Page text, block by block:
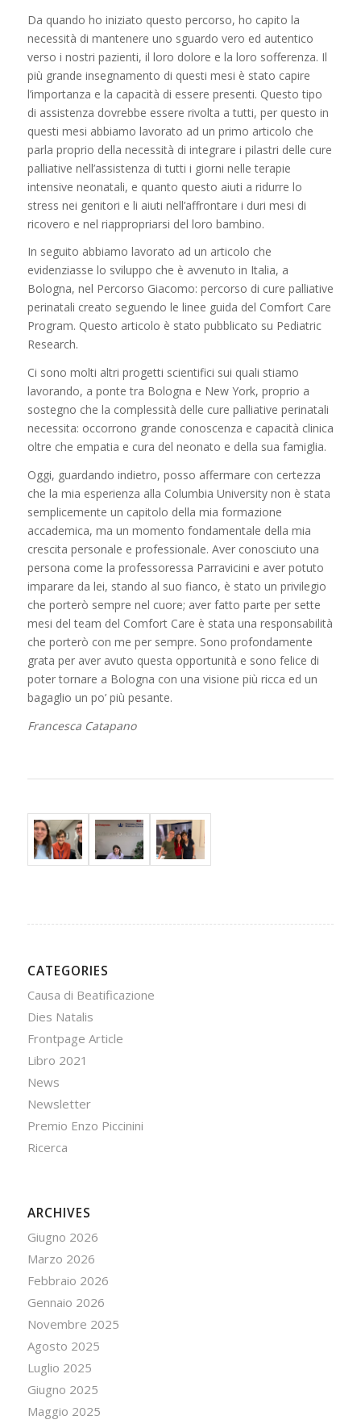
Da quando ho iniziato questo percorso, ho capito la
necessità di mantenere uno sguardo vero ed autentico
verso i nostri pazienti, il loro dolore e la loro sofferenza. Il
più grande insegnamento di questi mesi è stato capire
l’importanza e la capacità di essere presenti. Questo tipo
di assistenza dovrebbe essere rivolta a tutti, per questo in
questi mesi abbiamo lavorato ad un primo articolo che
parla proprio della necessità di integrare i pilastri delle cure
palliative nell’assistenza di tutti i giorni nelle terapie
intensive neonatali, e quanto questo aiuti a ridurre lo
stress nei genitori e li aiuti nell’affrontare i duri mesi di
ricovero e nel riappropriarsi del loro bambino.
In seguito abbiamo lavorato ad un articolo che
evidenziasse lo sviluppo che è avvenuto in Italia, a
Bologna, nel Percorso Giacomo: percorso di cure palliative
perinatali creato seguendo le linee guida del Comfort Care
Program. Questo articolo è stato pubblicato su Pediatric
Research.
Ci sono molti altri progetti scientifici sui quali stiamo
lavorando, a ponte tra Bologna e New York, proprio a
sostegno che la complessità delle cure palliative perinatali
necessita: occorrono grande conoscenza e capacità clinica
oltre che empatia e cura del neonato e della sua famiglia.
Oggi, guardando indietro, posso affermare con certezza
che la mia esperienza alla Columbia University non è stata
semplicemente un capitolo della mia formazione
accademica, ma un momento fondamentale della mia
crescita personale e professionale. Aver conosciuto una
persona come la professoressa Parravicini e aver potuto
imparare da lei, stando al suo fianco, è stato un privilegio
che porterò sempre nel cuore; aver fatto parte per sette
mesi del team del Comfort Care è stata una responsabilità
che porterò con me per sempre. Sono profondamente
grata per aver avuto questa opportunità e sono felice di
poter tornare a Bologna con una visione più ricca ed un
bagaglio un po’ più pesante.
Francesca Catapano
CATEGORIES
Causa di Beatificazione
Dies Natalis
Frontpage Article
Libro 2021
News
Newsletter
Premio Enzo Piccinini
Ricerca
ARCHIVES
Giugno 2026
Marzo 2026
Febbraio 2026
Gennaio 2026
Novembre 2025
Agosto 2025
Luglio 2025
Giugno 2025
Maggio 2025